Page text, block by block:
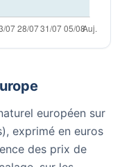
européen sur
exprimé en euros
des prix de